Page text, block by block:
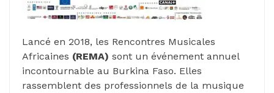
Lancé en 2018, les Rencontres Musicales
Africaines (REMA) sont un événement annuel
incontournable au Burkina Faso. Elles
rassemblent des professionnels de la musique